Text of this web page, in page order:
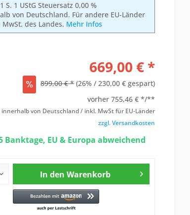
S. 1 UStG Steuersatz 0,00 %
von Deutschland. Für andere EU-Länder
des Landes. Mehr Infos
669,00 € *
899,00 € * (26% / 230,00 € gespart)
vorher755,46 € */**
innerhalb von Deutschland / inkl. MwSt für EU-Länder
zzgl. Versandkosten
Banktage, EU & Europa abweichend
In den Warenkorb